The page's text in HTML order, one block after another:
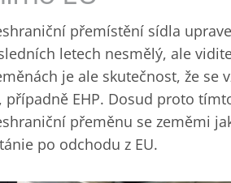
přemístění sídla
letech nesmělý, ale
je ale skutečnost, že se
případně EHP. Dosud proto
přeměnu se zeměmi
po odchodu z EU.